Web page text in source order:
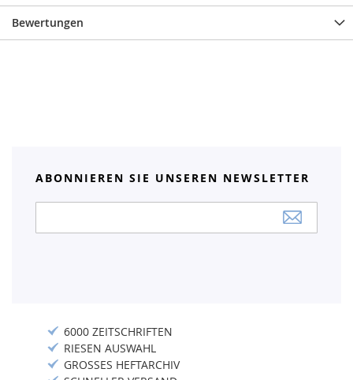
Bewertungen
ABONNIEREN SIE UNSEREN NEWSLETTER
Newsletter:
6000 ZEITSCHRIFTEN
RIESEN AUSWAHL
GROSSES HEFTARCHIV